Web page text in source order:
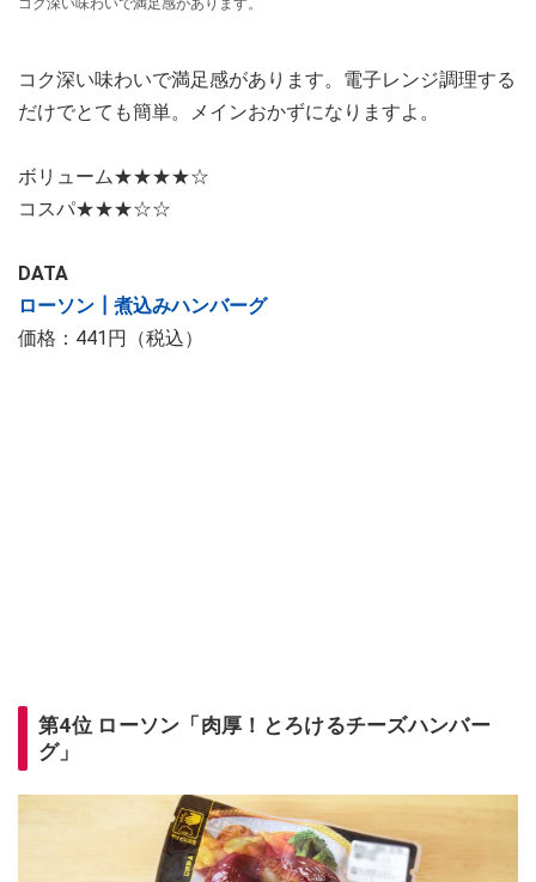
コク深い味わいで満足感があります。
コク深い味わいで満足感があります。電子レンジ調理する
だけでとても簡単。メインおかずになりますよ。
ボリューム★★★★☆
コスパ★★★☆☆
DATA
ローソン┃煮込みハンバーグ
価格：441円（税込）
第4位 ローソン「肉厚！とろけるチーズハンバー
グ」